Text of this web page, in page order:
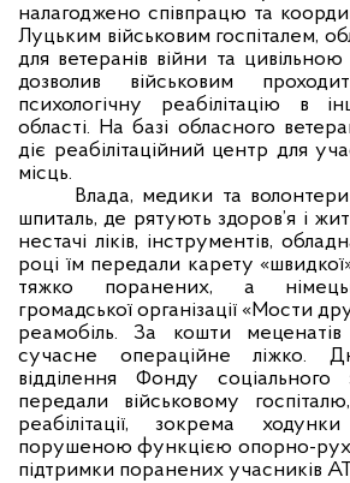
налагоджено співпрацю та
Луцьким військовим госпіталем,
для ветеранів війни та
дозволив військовим
психологічну реабілітацію в
області. На базі обласного
діє реабілітаційний центр для
місць.
Влада, медики та
шпиталь, де рятують здоров’я і
нестачі ліків, інструментів,
році їм передали карету
тяжко поранених, а
громадської організації «Мости
реамобіль. За кошти
сучасне операційне ліжко.
відділення Фонду соціального
передали військовому
реабілітації, зокрема х
порушеною функцією опорно-
підтримки поранених учасників